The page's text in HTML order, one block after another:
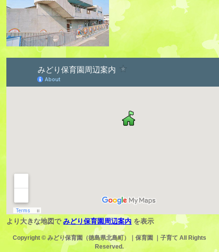
より大きな地図でみどり保育園周辺案内 を表示
Copyright © みどり保育園（徳島県北島町）｜保育園 ｜子育て All Rights
Reserved.